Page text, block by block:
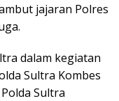
jajaran Polres
dalam kegiatan
Sultra Kombes
Sultra